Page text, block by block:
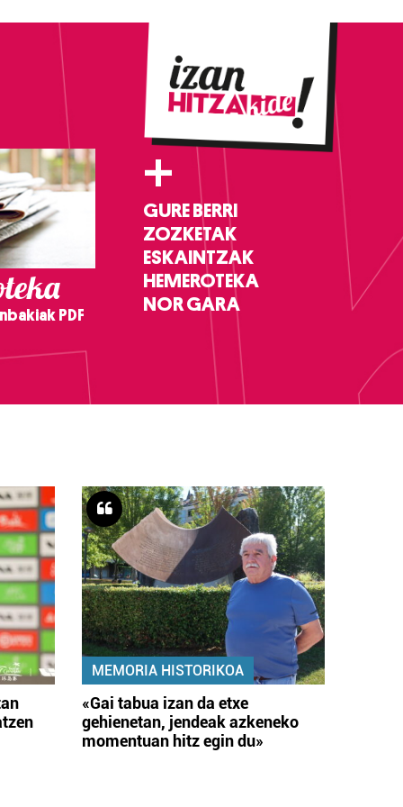
PDF
+
GURE BERRI
ZOZKETAK
ESKAINTZAK
HEMEROTEKA
NOR GARA
MEMORIA HISTORIKOA
«Gai tabua izan da etxe
gehienetan, jendeak azkeneko
momentuan hitz egin du»